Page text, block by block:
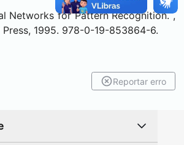
Networks for Pattern Recognition. ,
1995. 978-0-19-853864-6.
Reportar erro